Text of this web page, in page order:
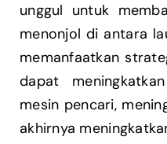
unggul untuk
menonjol di antara
memanfaatkan
dapat
mesin pencari,
akhirnya